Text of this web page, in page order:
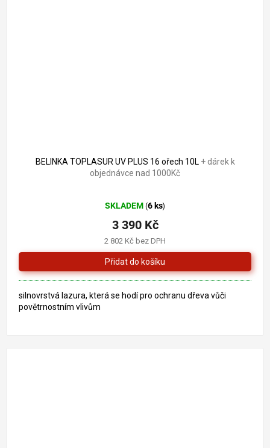
BELINKA TOPLASUR UV PLUS 16 ořech 10L + dárek k
objednávce nad 1000Kč
hodnocení
produktu
je
5,0
z
5
hvězdiček.
SKLADEM (6 ks)
2 802 Kč bez DPH
3 390 Kč
silnovrstvá lazura, která se hodí pro ochranu dřeva vůči
povětrnostním vlivům